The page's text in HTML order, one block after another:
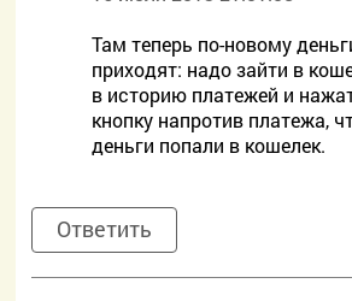
Там теперь по-новому
приходят: надо зайти в
в историю платежей и
кнопку напротив платежа,
деньги попали в кошелек.
Ответить